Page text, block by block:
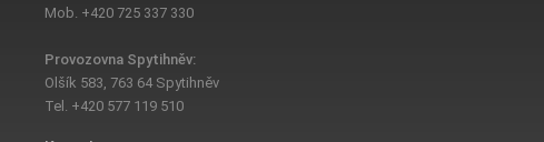
Mob. +420 725 337 330
Provozovna Spytihněv:
Olšík 583, 763 64 Spytihněv
Tel. +420 577 119 510